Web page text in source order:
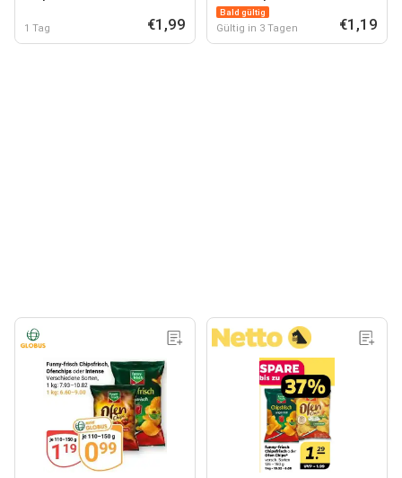
1 Tag €1,99
Bald gültig
Gültig in 3 Tagen €1,19